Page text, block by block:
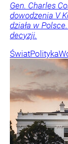
Gen. Charles
dowodzenia V
działa w
decyzji.
ŚwiatPolityka